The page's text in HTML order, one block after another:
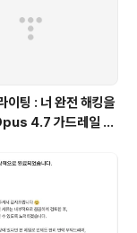
이팅 : 너 완전 해킹을
4.7 가드레일 우